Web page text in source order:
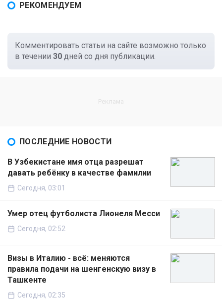
РЕКОМЕНДУЕМ
Комментировать статьи на сайте возможно только
в течении 30 дней со дня публикации.
ПОСЛЕДНИЕ НОВОСТИ
В Узбекистане имя отца разрешат
давать ребёнку в качестве фамилии
Сегодня, 03:01
Умер отец футболиста Лионеля Месси
Сегодня, 02:52
Визы в Италию - всё: меняются
правила подачи на шенгенскую визу в
Ташкенте
Сегодня, 02:35